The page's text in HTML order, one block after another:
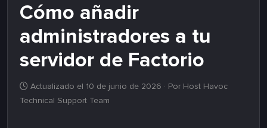
Cómo añadir
administradores a tu
servidor de Factorio
Actualizado el 10 de junio de 2026 · Por Host Havoc
Technical Support Team